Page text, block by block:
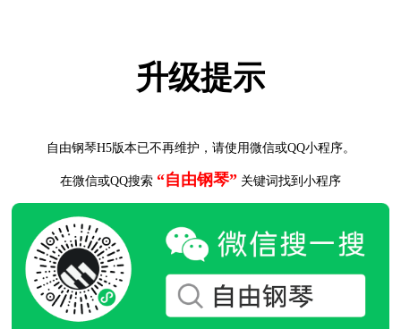
升级提示
自由钢琴H5版本已不再维护，请使用微信或QQ小程序。
在微信或QQ搜索 “自由钢琴” 关键词找到小程序